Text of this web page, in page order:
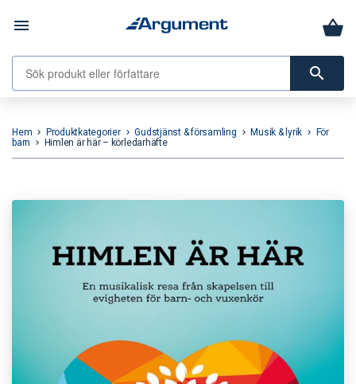
menu
search
Hem keyboard_arrow_right Produktkategorier keyboard_arrow_right Gudstjänst & församling keyboard_arrow_right Musik & lyrik keyboard_arrow_right
För
barn
keyboard_arrow_right Himlen är här – körledarhäfte